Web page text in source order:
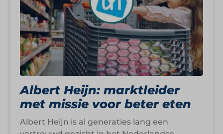
Albert Heijn: marktleider
met missie voor beter eten
Albert Heijn is al generaties lang een